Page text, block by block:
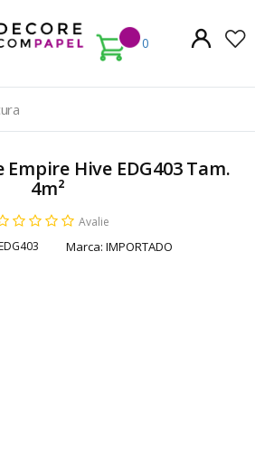
0
Empire Hive EDG403 Tam.
4m²
Avalie
EDG403 Marca: IMPORTADO